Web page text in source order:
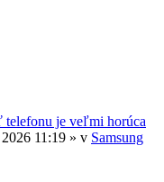
telefonu je veľmi horúca
11:19 » v Samsung